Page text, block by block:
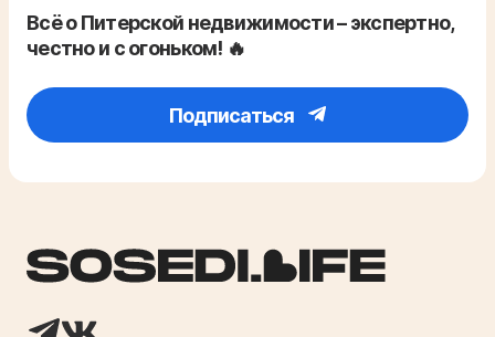
Всё о Питерской недвижимости – экспертно,
честно и с огоньком! 🔥
Подписаться